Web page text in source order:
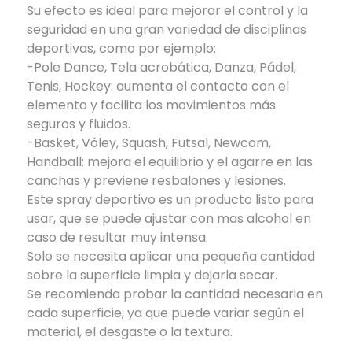
Su efecto es ideal para mejorar el control y la
seguridad en una gran variedad de disciplinas
deportivas, como por ejemplo:
-Pole Dance, Tela acrobática, Danza, Pádel,
Tenis, Hockey: aumenta el contacto con el
elemento y facilita los movimientos más
seguros y fluidos.
-Basket, Vóley, Squash, Futsal, Newcom,
Handball: mejora el equilibrio y el agarre en las
canchas y previene resbalones y lesiones.
Este spray deportivo es un producto listo para
usar, que se puede ajustar con mas alcohol en
caso de resultar muy intensa.
Solo se necesita aplicar una pequeña cantidad
sobre la superficie limpia y dejarla secar.
Se recomienda probar la cantidad necesaria en
cada superficie, ya que puede variar según el
material, el desgaste o la textura.